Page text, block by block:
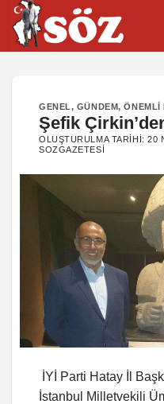
İçeriğe
atla
GENEL, GÜNDEM,ÖNEMLI
Şefik
OLUŞTURULMA TARIHI:20
SOZGAZETESI
İYİ Parti Hatay İl
İstanbul Milletvekili